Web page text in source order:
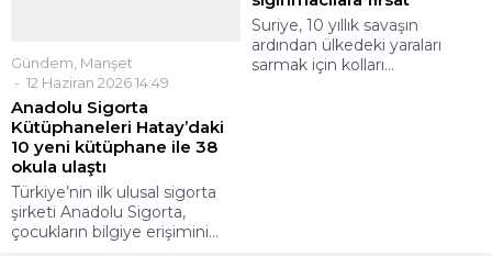
Gündem Manşet
12 Haziran 2026 14:49
Anadolu Sigorta
Kütüphaneleri Hatay’daki
10 yeni kütüphane ile 38
okula ulaştı
Türkiye’nin ilk ulusal sigorta
şirketi Anadolu Sigorta,
çocukların bilgiye erişimini...
Suriye, 10 yıllık savaşın
ardından ülkedeki yaraları
sarmak için kolları...